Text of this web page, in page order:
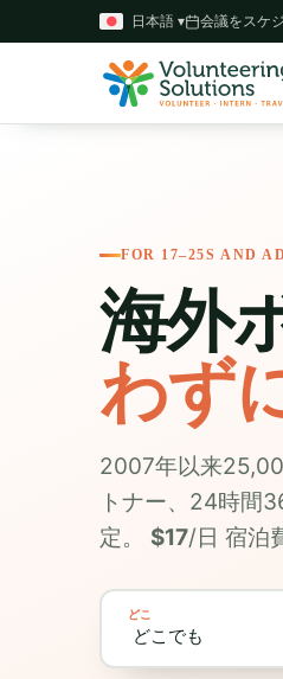
日本語 ▾ 会議をスケ
FOR 17–25S AND
海外
わず
2007年以来
トナー、24時間
定。 $17/日 宿泊
どこ